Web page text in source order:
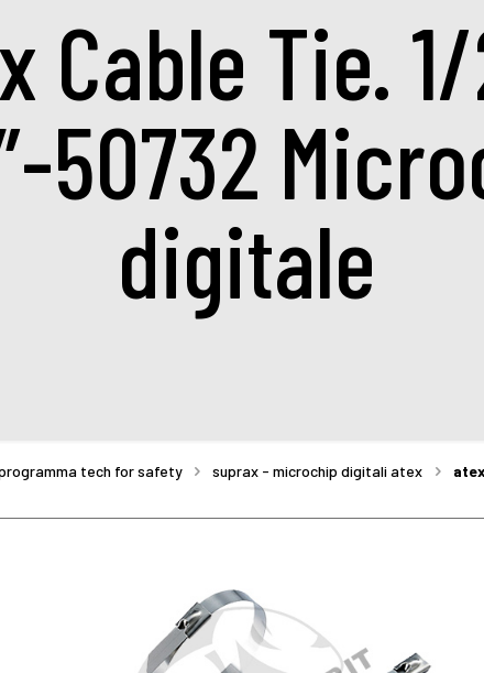
Cable Tie.
50732
digitale
tech for safety suprax - microchip digitali atex